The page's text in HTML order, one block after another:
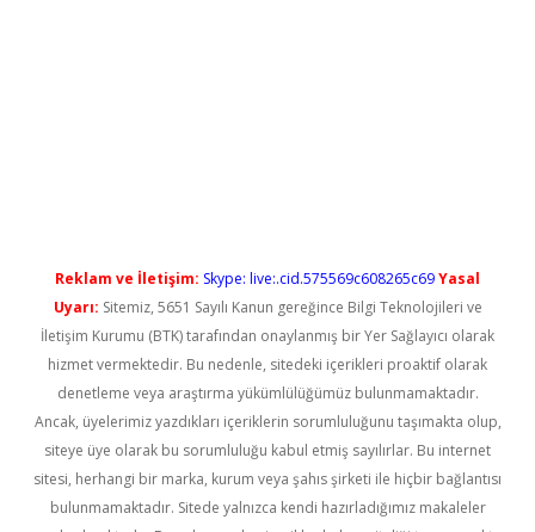
Reklam ve İletişim: Skype: live:.cid.575569c608265c69Yasal
Uyarı: Sitemiz, 5651 Sayılı Kanun gereğince Bilgi Teknolojileri ve
İletişim Kurumu (BTK) tarafından onaylanmış bir Yer Sağlayıcı olarak
hizmet vermektedir. Bu nedenle, sitedeki içerikleri proaktif olarak
denetleme veya araştırma yükümlülüğümüz bulunmamaktadır.
Ancak, üyelerimiz yazdıkları içeriklerin sorumluluğunu taşımakta olup,
siteye üye olarak bu sorumluluğu kabul etmiş sayılırlar. Bu internet
sitesi, herhangi bir marka, kurum veya şahıs şirketi ile hiçbir bağlantısı
bulunmamaktadır. Sitede yalnızca kendi hazırladığımız makaleler